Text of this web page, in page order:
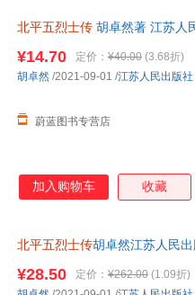
北平五烈士传 胡卓然著 江苏人
¥14.70 定价： ¥40.00 (3.68折)
蔚蓝图书专营店
胡卓然 /2021-09-01 /江苏人民出版社
加入购物车 收藏
北平五烈士传胡卓然江苏人民出
¥28.50 定价： ¥262.00 (1.09折)